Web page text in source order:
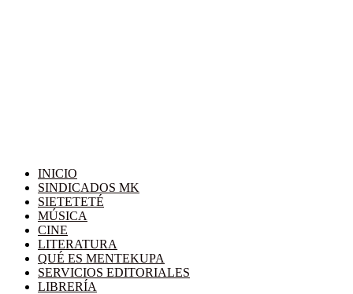
INICIO
SINDICADOS MK
SIETETETÉ
MÚSICA
CINE
LITERATURA
QUÉ ES MENTEKUPA
SERVICIOS EDITORIALES
LIBRERÍA